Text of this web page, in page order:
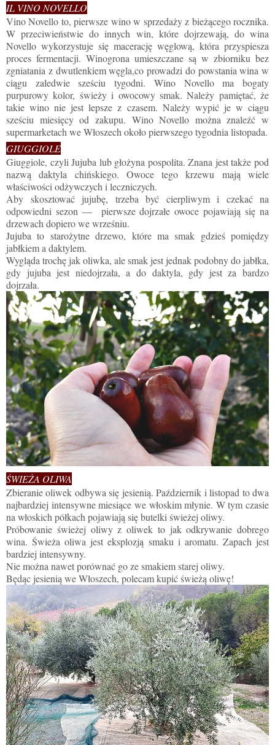
IL VINO NOVELLO
Vino Novello to, pierwsze wino w sprzedaży z bieżącego rocznika.
W przeciwieństwie do innych win, które dojrzewają, do wina
Novello wykorzystuje się macerację węglową, która przyspiesza
proces fermentacji. Winogrona umieszczane są w zbiorniku bez
zgniatania z dwutlenkiem węgla,co prowadzi do powstania wina w
ciągu zaledwie sześciu tygodni. Wino Novello ma bogaty
purpurowy kolor, świeży i owocowy smak. Należy pamiętać, że
takie wino nie jest lepsze z czasem. Należy wypić je w ciągu
sześciu miesięcy od zakupu. Wino Novello można znaleźć w
supermarketach we Włoszech około pierwszego tygodnia listopada.
GIUGGIOLE
Giuggiole, czyli Jujuba lub głożyna pospolita. Znana jest także pod
nazwą daktyla chińskiego. Owoce tego krzewu mają wiele
właściwości odżywczych i leczniczych.
Aby skosztować jujubę, trzeba być cierpliwym i czekać na
odpowiedni sezon — pierwsze dojrzałe owoce pojawiają się na
drzewach dopiero we wrześniu.
Jujuba to starożytne drzewo, które ma smak gdzieś pomiędzy
jabłkiem a daktylem.
Wygląda trochę jak oliwka, ale smak jest jednak podobny do jabłka,
gdy jujuba jest niedojrzała, a do daktyla, gdy jest za bardzo
dojrzała.
ŚWIEŻA OLIWA
Zbieranie oliwek odbywa się jesienią. Październik i listopad to dwa
najbardziej intensywne miesiące we włoskim młynie. W tym czasie
na włoskich półkach pojawiają się butelki świeżej oliwy.
Próbowanie świeżej oliwy z oliwek to jak odkrywanie dobrego
wina. Świeża oliwa jest eksplozją smaku i aromatu. Zapach jest
bardziej intensywny.
Nie można nawet porównać go ze smakiem starej oliwy.
Będąc jesienią we Włoszech, polecam kupić świeżą oliwę!